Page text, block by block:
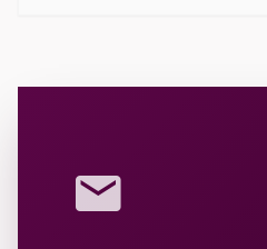
mail